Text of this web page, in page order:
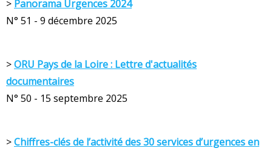
> Panorama Urgences 2024
N° 51 - 9 décembre 2025
>ORU Pays de la Loire : Lettre d'actualités
documentaires
N° 50 - 15 septembre 2025
>Chiffres-clés de l’activité des 30 services d’urgences en